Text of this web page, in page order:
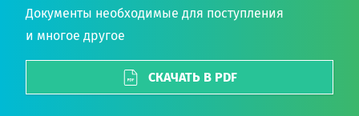
Документы необходимые для поступления
и многое другое
СКАЧАТЬ В PDF